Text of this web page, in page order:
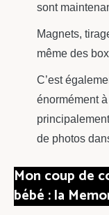
sont
Magnets,
même des
C’est
énormément
de photos
Mon coup de
bébé : la